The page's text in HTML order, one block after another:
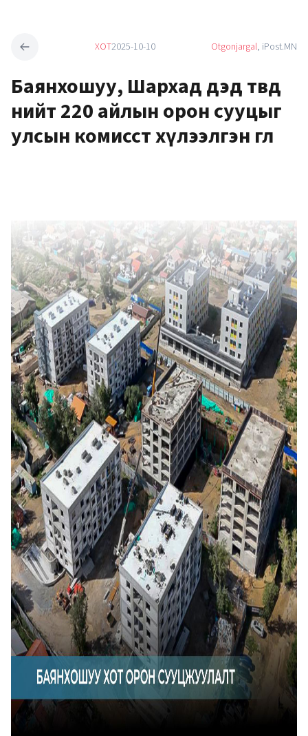
ХОТ2025-10-10 Otgonjargal, iPost.MN
Баянхошуу, Шархад дэд төвд
нийт 220 айлын орон сууцыг
улсын комисст хүлээлгэн өглөө